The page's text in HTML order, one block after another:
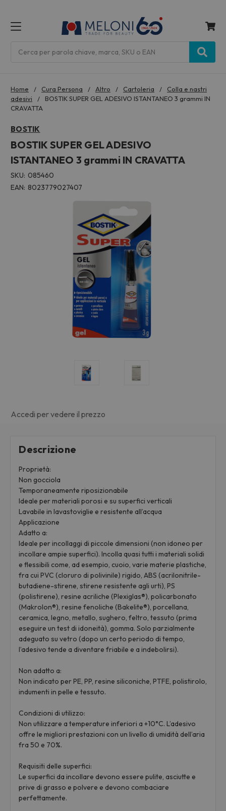
Home Cura Persona Altro Cartoleria
Colla e nastri
adesivi
BOSTIK SUPER GEL ADESIVO ISTANTANEO 3 grammi IN
CRAVATTA
BOSTIK
BOSTIK SUPER GEL ADESIVO
ISTANTANEO 3 grammi IN CRAVATTA
SKU: 085460
EAN: 8023779027407
Accedi per vedere il prezzo
Descrizione
Proprietà:
Non gocciola
Temporaneamente riposizionabile
Ideale per materiali porosi e su superfici verticali
Lavabile in lavastoviglie e resistente all’acqua
Applicazione
Adatto a:
Ideale per incollaggi di piccole dimensioni (non idoneo per
incollare ampie superfici). Incolla quasi tutti i materiali solidi
e flessibili come, ad esempio, cuoio, varie materie plastiche,
fra cui PVC (cloruro di polivinile) rigido, ABS (acrilonitrile-
butadiene-stirene, stirene resistente agli urti), PS
(polistirene), resine acriliche (Plexiglas®), policarbonato
(Makrolon®), resine fenoliche (Bakelite®), porcellana,
ceramica, legno, metallo, sughero, feltro, tessuto (prima
eseguire un test di idoneità), gomma. Solo parzialmente
adeguato su vetro (dopo un certo periodo di tempo,
l’adesivo tende a diventare friabile e a indebolirsi).
Non adatto a:
Non indicato per PE, PP, resine siliconiche, PTFE, polistirolo,
indumenti in pelle e tessuto.
Condizioni di utilizzo:
Non utilizzare a temperature inferiori a +10°C. L’adesivo
offre le migliori prestazioni con un livello di umidità dell’aria
fra 50 e 70%.
Requisiti delle superfici:
Le superfici da incollare devono essere pulite, asciutte e
prive di grasso e polvere e devono combaciare
perfettamente.